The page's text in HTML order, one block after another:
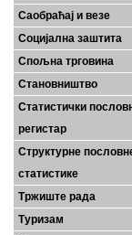
Саобраћај и везе
Социјална заштита
Спољна трговина
Становништво
Статистички
регистар
Структурне
статистике
Тржиште рада
Туризам